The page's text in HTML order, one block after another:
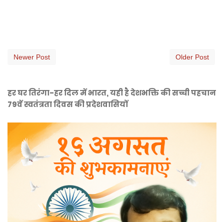
Newer Post Older Post
हर घर तिरंगा-हर दिल में भारत, यही है देशभक्ति की सच्ची पहचान
79वें स्वतंत्रता दिवस की प्रदेशवासियों